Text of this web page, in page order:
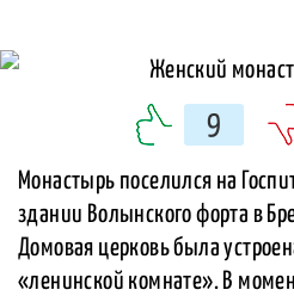
9
Монастырь поселился на
здании Волынского форта в
Домовая церковь была
«ленинской комнате». В